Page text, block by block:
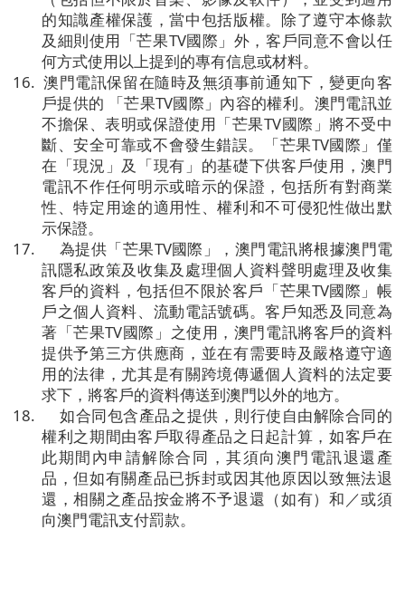
的知識產權保護，當中包括版權。除了遵守本條款
及細則使用「芒果TV國際」外，客戶同意不會以任
何方式使用以上提到的專有信息或材料。
16. 澳門電訊保留在隨時及無須事前通知下，變更向客
戶提供的
「芒果TV國際」內容的權利。澳門電訊並
不擔保、表明或保證使用「芒果TV國際」將不受中
斷、安全可靠或不會發生錯誤。「芒果TV國際」僅
在「現況」及「現有」的基礎下供客戶使用，澳門
電訊不作任何明示或暗示的保證，包括所有對商業
性、特定用途的適用性、權利和不可侵犯性做出默
示保證。
17.
為提供「芒果TV國際」，澳門電訊將根據澳門電
訊隱私政策及收集及處理個人資料聲明處理及收集
客戶的資料，包括但不限於客戶「芒果TV國際」帳
戶之個人資料、流動電話號碼。客戶知悉及同意為
著「芒果TV國際」之使用，澳門電訊將客戶的資料
提供予第三方供應商，並在有需要時及嚴格遵守適
用的法律，尤其是有關跨境傳遞個人資料的法定要
求下，將客戶的資料傳送到澳門以外的地方。
18.
如合同包含產品之提供，則行使自由解除合同的
權利之期間由客戶取得產品之日起計算，如客戶在
此期間內申請解除合同，其須向澳門電訊退還產
品，但如有關產品已拆封或因其他原因以致無法退
還，相關之產品按金將不予退還（如有）和／或須
向澳門電訊支付罰款。